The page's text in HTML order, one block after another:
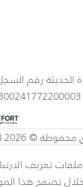
© 2026 لشركة
تعريف
تصفح هذا